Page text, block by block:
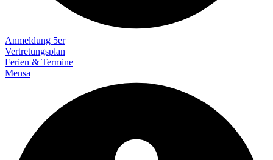
Anmeldung 5er
Vertretungsplan
Ferien & Termine
Mensa